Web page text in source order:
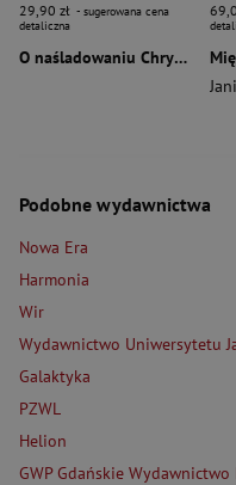
29,90 zł - sugerowana cena
detaliczna
O naśladowaniu Chrystusa wyd. 2026
Podobne wydawnictwa
Nowa Era
Harmonia
Wir
Wydawnictwo Uniwersytetu
Galaktyka
PZWL
Helion
GWP Gdańskie